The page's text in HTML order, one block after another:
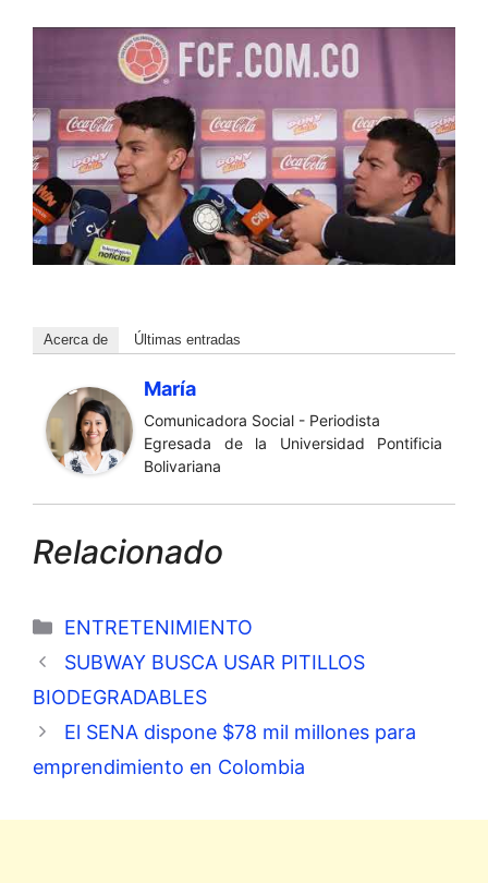
Acerca de Últimas entradas
María
Comunicadora Social - Periodista
Egresada de la Universidad Pontificia
Bolivariana
Relacionado
Categorías
ENTRETENIMIENTO
SUBWAY BUSCA USAR PITILLOS
BIODEGRADABLES
El SENA dispone $78 mil millones para
emprendimiento en Colombia